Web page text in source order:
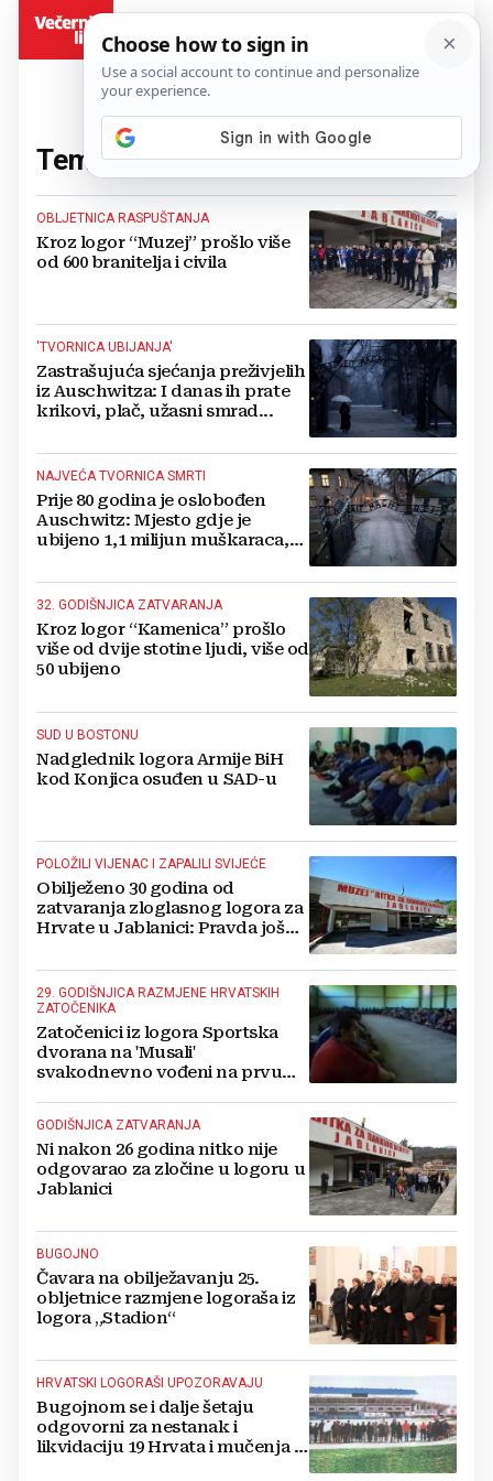
Tema:logor(37 članaka)
OBLJETNICA RASPUŠTANJA
Kroz logor “Muzej” prošlo više
od 600 branitelja i civila
'TVORNICA UBIJANJA'
Zastrašujuća sjećanja preživjelih
iz Auschwitza: I danas ih prate
krikovi, plač, užasni smrad...
NAJVEĆA TVORNICA SMRTI
Prije 80 godina je oslobođen
Auschwitz: Mjesto gdje je
ubijeno 1,1 milijun muškaraca,
32. GODIŠNJICA ZATVARANJA
Kroz logor “Kamenica” prošlo
više od dvije stotine ljudi, više od
50 ubijeno
SUD U BOSTONU
Nadglednik logora Armije BiH
kod Konjica osuđen u SAD-u
POLOŽILI VIJENAC I ZAPALILI SVIJEĆE
Obilježeno 30 godina od
zatvaranja zloglasnog logora za
Hrvate u Jablanici: Pravda još
29. GODIŠNJICA RAZMJENE HRVATSKIH
ZATOČENIKA
Zatočenici iz logora Sportska
dvorana na 'Musali'
svakodnevno vođeni na prvu
GODIŠNJICA ZATVARANJA
Ni nakon 26 godina nitko nije
odgovarao za zločine u logoru u
Jablanici
BUGOJNO
Čavara na obilježavanju 25.
obljetnice razmjene logoraša iz
logora „Stadion“
HRVATSKI LOGORAŠI UPOZORAVAJU
Bugojnom se i dalje šetaju
odgovorni za nestanak i
likvidaciju 19 Hrvata i mučenja u